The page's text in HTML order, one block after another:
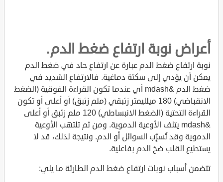
أعراض نوبة ارتفاع ضغط الدم.
نوبة ارتفاع ضغط الدم عبارة عن ارتفاع حاد في ضغط الدم
يمكن أن يؤدي إلى سكتة دماغية. فالارتفاع الشديد في
ضغط الدم &mdash أي عندما تكون القراءة الفوقية (الضغط
الانقباضي) 180 ميلليمتر زئبقي (ملم زئبق) أو أعلى أو تكون
القراءة التحتية (الضغط الانبساطي) 120 ملم زئبق أو أعلى
&mdash يتلف الأوعية الدموية. ومن ثم تلتهب الأوعية
الدموية وقد تُسرِّب السوائل أو الدم. ونتيجة لذلك، قد لا
يستطيع القلب ضخ الدم بفاعلية.
تتضمن أسباب نوبات ارتفاع ضغط الدم الطارئة ما يلي: